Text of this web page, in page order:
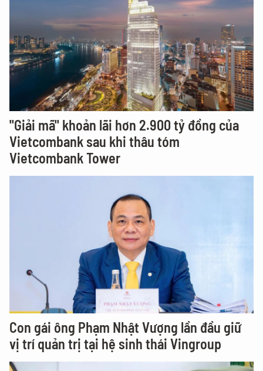
"Giải mã" khoản lãi hơn 2.900 tỷ đồng của
Vietcombank sau khi thâu tóm
Vietcombank Tower
Con gái ông Phạm Nhật Vượng lần đầu giữ
vị trí quản trị tại hệ sinh thái Vingroup